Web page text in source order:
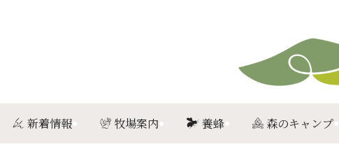
新着情報 牧場案内 養蜂 森のキャンプ